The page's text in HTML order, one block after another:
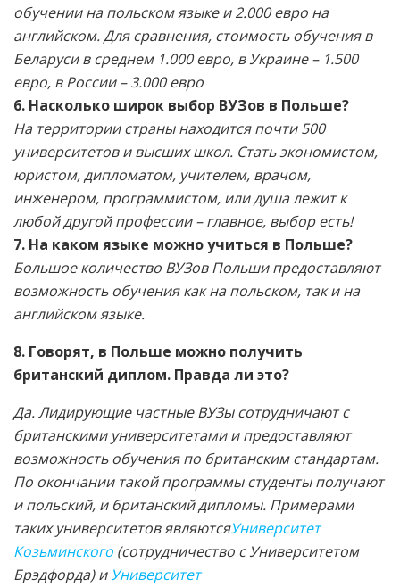
обучении на польском языке и 2.000 евро на
английском. Для сравнения, стоимость обучения в
Беларуси в среднем 1.000 евро, в Украине – 1.500
евро, в России – 3.000 евро
6. Насколько широк выбор ВУЗов в Польше?
На территории страны находится почти 500
университетов и высших школ. Стать экономистом,
юристом, дипломатом, учителем, врачом,
инженером, программистом, или душа лежит к
любой другой профессии – главное, выбор есть!
7. На каком языке можно учиться в Польше?
Большое количество ВУЗов Польши предоставляют
возможность обучения как на польском, так и на
английском языке.
8. Говорят, в Польше можно получить
британский диплом. Правда ли это?
Да. Лидирующие частные ВУЗы сотрудничают с
британскими университетами и предоставляют
возможность обучения по британским стандартам.
По окончании такой программы студенты получают
и польский, и британский дипломы. Примерами
таких университетов являютсяУниверситет
Козьминского (сотрудничество с Университетом
Брэдфорда) иУниверситет